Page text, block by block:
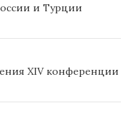
и Турции
XIV конференции